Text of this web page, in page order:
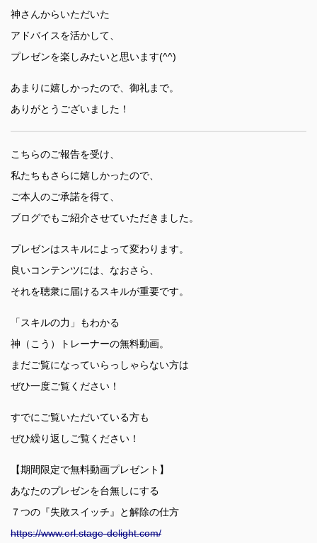
神さんからいただいた
アドバイスを活かして、
プレゼンを楽しみたいと思います(^^)
あまりに嬉しかったので、御礼まで。
ありがとうございました！
こちらのご報告を受け、
私たちもさらに嬉しかったので、
ご本人のご承諾を得て、
ブログでもご紹介させていただきました。
プレゼンはスキルによって変わります。
良いコンテンツには、なおさら、
それを聴衆に届けるスキルが重要です。
「スキルの力」もわかる
神（こう）トレーナーの無料動画。
まだご覧になっていらっしゃらない方は
ぜひ一度ご覧ください！
すでにご覧いただいている方も
ぜひ繰り返しご覧ください！
【期間限定で無料動画プレゼント】
あなたのプレゼンを台無しにする
７つの『失敗スイッチ』と解除の仕方
https://www.erl.stage-delight.com/